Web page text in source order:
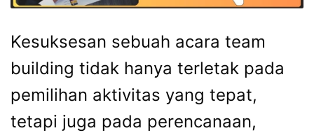
Kesuksesan sebuah acara team
building tidak hanya terletak pada
pemilihan aktivitas yang tepat,
tetapi juga pada perencanaan,